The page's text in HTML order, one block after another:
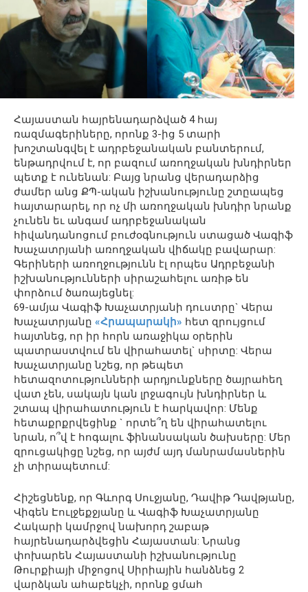
Հայաստան հայրենադարձված 4 հայ
ռազմագերիները, որոնք 3-ից 5 տարի
խոշտանգվել է ադրբեջանական բանտերում,
ենթադրվում է, որ բազում առողջական խնդիրներ
պետք է ունենան: Բայց նրանց վերադարձից
ժամեր անց ՔՊ-ական իշխանությունը շտըապեց
հայտարարել, որ ոչ մի առողջական խնդիր նրանք
չունեն եւ անգամ ադրբեջանական
հիվանդանոցում բուժօգնություն ստացած Վագիֆ
Խաչատրյանի առողջական վիճակը բավարար:
Գերիների առողջությունն էլ որպես Ադրբեջանի
իշխանությունների սիրաշահելու առիթ են
փորձում ծառայեցնել:
69-ամյա Վագիֆ Խաչատրյանի դուստրը` Վերա
Խաչատրյանը «Հրապարակի» հետ զրույցում
հայտնեց, որ իր հորն առաջիկա օրերին
պատրաստվում են վիրահատել` սիրտը: Վերա
Խաչատրյանը նշեց, որ թեպետ
հետազոտությունների արդյունքները ծայրահեղ
վատ չեն, սակայն կան լրջագույն խնդիրներ և
շտապ վիրահատություն է հարկավոր: Մենք
հետաքրքրվեցինք ` որտե՞ղ են վիրահատելու
նրան, ո՞վ է հոգալու ֆինանսական ծախսերը: Մեր
զրուցակիցը նշեց, որ այժմ այդ մանրամասներին
չի տիրապետում:
Հիշեցնենք, որ Գևորգ Սուջյանը, Դավիթ Դավթյանը,
Վիգեն Էուլջեքջյանը և Վագիֆ Խաչատրյանը
Հակարի կամրջով նախորդ շաբաթ
հայրենադարձվեցին Հայաստան: Նրանց
փոխարեն Հայաստանի իշխանությունը
Թուրքիայի միջոցով Սիրիային հանձնեց 2
վարձկան ահաբեկչի, որոնք ցմահ